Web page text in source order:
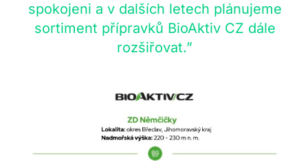
spokojeni a v dalších letech plánujeme
sortiment přípravků BioAktiv CZ dále
rozšiřovat.”